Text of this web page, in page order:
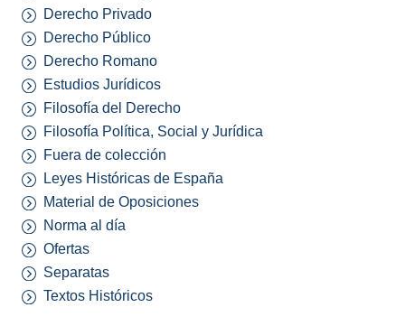
Derecho Privado
Derecho Público
Derecho Romano
Estudios Jurídicos
Filosofía del Derecho
Filosofía Política, Social y Jurídica
Fuera de colección
Leyes Históricas de España
Material de Oposiciones
Norma al día
Ofertas
Separatas
Textos Históricos